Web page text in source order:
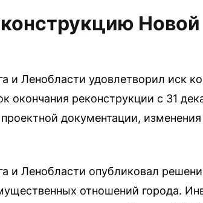
Новой
и Ленобласти удовлетворил иск
окончания реконструкции с 31
документации,
и Ленобласти опубликовал
отношений города.